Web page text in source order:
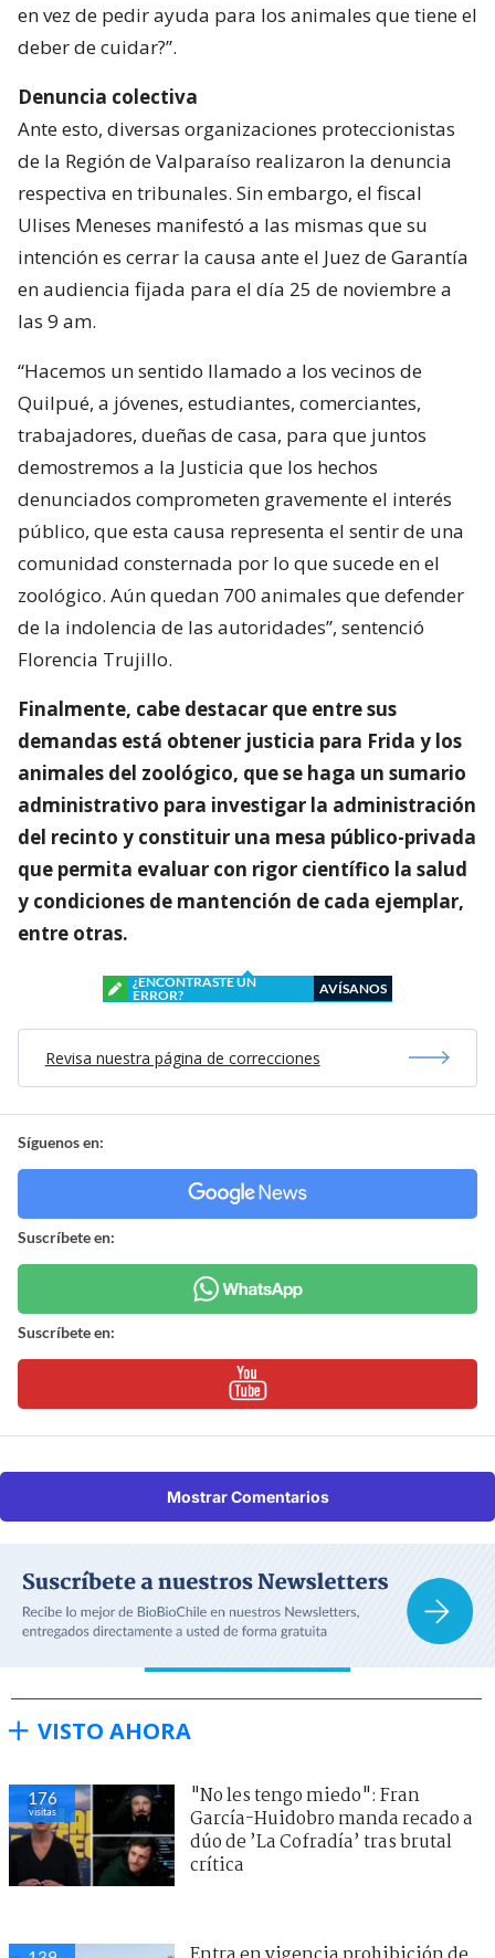
en vez de pedir ayuda para los animales que tiene el
deber de cuidar?”.
Denuncia colectiva
Ante esto, diversas organizaciones proteccionistas
de la Región de Valparaíso realizaron la denuncia
respectiva en tribunales. Sin embargo, el fiscal
Ulises Meneses manifestó a las mismas que su
intención es cerrar la causa ante el Juez de Garantía
en audiencia fijada para el día 25 de noviembre a
las 9 am.
“Hacemos un sentido llamado a los vecinos de
Quilpué, a jóvenes, estudiantes, comerciantes,
trabajadores, dueñas de casa, para que juntos
demostremos a la Justicia que los hechos
denunciados comprometen gravemente el interés
público, que esta causa representa el sentir de una
comunidad consternada por lo que sucede en el
zoológico. Aún quedan 700 animales que defender
de la indolencia de las autoridades”, sentenció
Florencia Trujillo.
Finalmente, cabe destacar que entre sus
demandas está obtener justicia para Frida y los
animales del zoológico, que se haga un sumario
administrativo para investigar la administración
del recinto y constituir una mesa público-privada
que permita evaluar con rigor científico la salud
y condiciones de mantención de cada ejemplar,
entre otras.
¿ENCONTRASTE UN
ERROR?
AVÍSANOS
Revisa nuestra página de correcciones
Síguenos en:
Suscríbete en:
Suscríbete en:
Mostrar Comentarios
VISTO AHORA
176
visitas
"No les tengo miedo": Fran
García-Huidobro manda recado a
dúo de ’La Cofradía’ tras brutal
crítica